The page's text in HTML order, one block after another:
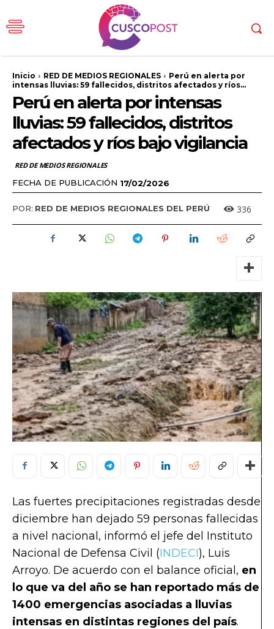
Inicio RED DE MEDIOS REGIONALES
Perú en alerta por
intensas lluvias: 59 fallecidos, distritos afectados y ríos...
Perú en alerta por intensas
lluvias: 59 fallecidos, distritos
afectados y ríos bajo vigilancia
RED DE MEDIOS REGIONALES
FECHA DE PUBLICACIÓN 17/02/2026
POR: RED DE MEDIOS REGIONALES DEL PERÚ 336
Las fuertes precipitaciones registradas desde
diciembre han dejado 59 personas fallecidas
a nivel nacional, informó el jefe del Instituto
Nacional de Defensa Civil (INDECI), Luis
Arroyo. De acuerdo con el balance oficial, en
lo que va del año se han reportado más de
1400 emergencias asociadas a lluvias
intensas en distintas regiones del país.